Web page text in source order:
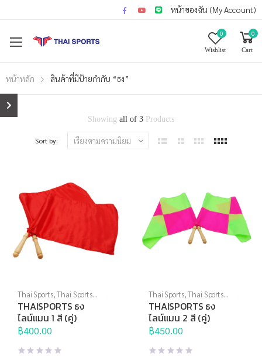
หน้าของฉัน (My Account)
0
Wishlist
0
Cart
หน้าหลัก สินค้าที่มีป้ายกำกับ “ธง”
Showing all of 3 Products
Sort by:
Thai Sports,Thai Sports
Brand,อุปกรณ์สนาม ,
สนามอื่นๆ
THAISPORTS ธง
ไลน์แมน 1 สี (คู่)
฿400.00
Thai Sports,Thai Sports
Brand,อุปกรณ์สนาม ,
สนามอื่นๆ
THAISPORTS ธง
ไลน์แมน 2 สี (คู่)
฿450.00